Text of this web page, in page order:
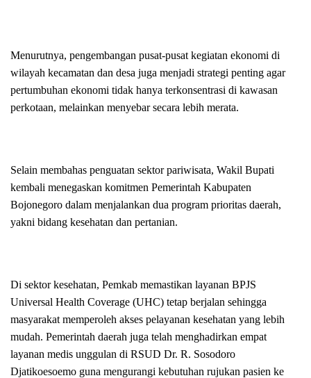
Menurutnya, pengembangan pusat-pusat kegiatan ekonomi di
wilayah kecamatan dan desa juga menjadi strategi penting agar
pertumbuhan ekonomi tidak hanya terkonsentrasi di kawasan
perkotaan, melainkan menyebar secara lebih merata.
Selain membahas penguatan sektor pariwisata, Wakil Bupati
kembali menegaskan komitmen Pemerintah Kabupaten
Bojonegoro dalam menjalankan dua program prioritas daerah,
yakni bidang kesehatan dan pertanian.
Di sektor kesehatan, Pemkab memastikan layanan BPJS
Universal Health Coverage (UHC) tetap berjalan sehingga
masyarakat memperoleh akses pelayanan kesehatan yang lebih
mudah. Pemerintah daerah juga telah menghadirkan empat
layanan medis unggulan di RSUD Dr. R. Sosodoro
Djatikoesoemo guna mengurangi kebutuhan rujukan pasien ke